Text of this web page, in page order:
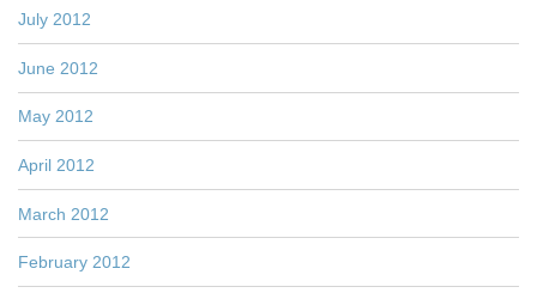
July 2012
June 2012
May 2012
April 2012
March 2012
February 2012